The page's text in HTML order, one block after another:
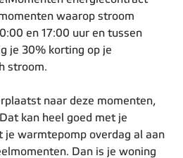
waarop stroom
en 17:00 uur en tussen
je 30% korting op je
stroom.
naar deze momenten,
kan heel goed met je
je warmtepomp overdag al aan
Dan is je woning